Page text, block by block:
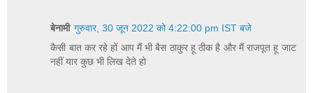
बेनामी गुरुवार, 30 जून 2022 को 4:22:00 pm IST बजे
कैसी बात कर रहे हों आप मैं भी बैस ठाकुर हू ठीक है और मैं राजपूत हू जाट
नहीं यार कुछ भी लिख देते हो